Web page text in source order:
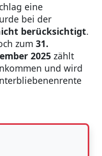
eine
bei der
berücksichtigt.
zum 31.
2025 zählt
und wird